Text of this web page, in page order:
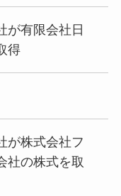
が有限会社日
得
が株式会社フ
社の株式を取